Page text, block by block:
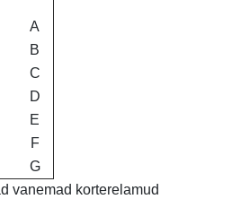
A
B
C
D
E
F
G
vanemad korterelamud